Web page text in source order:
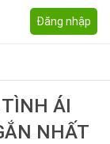
Đăng nhập
ÁI
NHẤT